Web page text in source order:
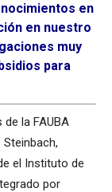
en
en nuestro
muy
para
la FAUBA
el Instituto de
por